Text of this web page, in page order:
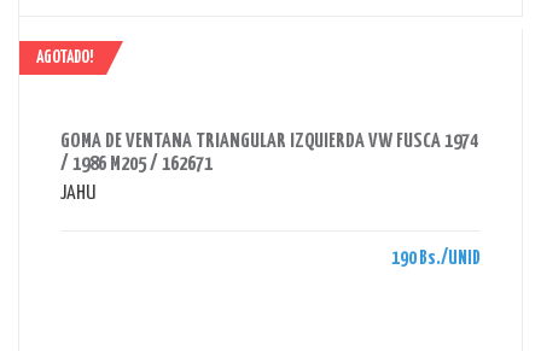
AGOTADO!
GOMA DE VENTANA TRIANGULAR IZQUIERDA VW FUSCA 1974
/ 1986 M205 / 162671
JAHU
190 Bs./UNID